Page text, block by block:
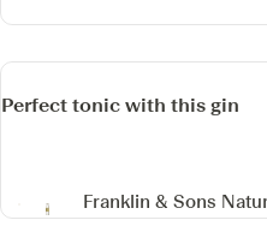
Perfect tonic with this gin
Franklin & Sons